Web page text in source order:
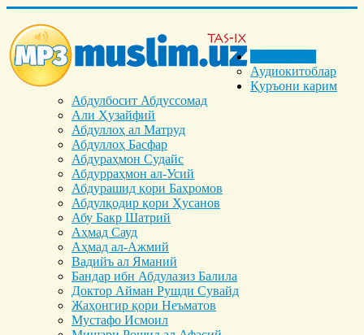
Аудиокитоблар
Қуръони карим
Абдулбосит Абдуссомад
Али Ҳузайфий
Абдуллоҳ ал Матруд
Абдуллоҳ Басфар
Абдураҳмон Судайс
Абдурраҳмон ал-Усий
Абдурашид қори Баҳромов
Абдулқодир қори Ҳусанов
Абу Бакр Шатрий
Аҳмад Сауд
Аҳмад ал-Ажмий
Вадийъ ал Яманий
Бандар ибн Абдулазиз Балила
Доктор Айман Рушди Сувайд
Жаҳонгир қори Неъматов
Мустафо Исмоил